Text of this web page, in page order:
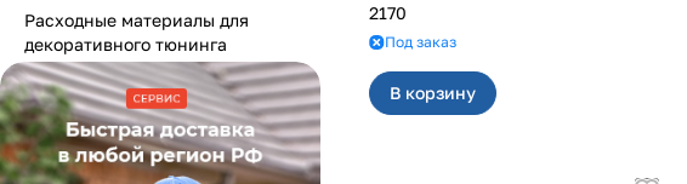
2170
Под заказ
В корзину
Расходные материалы для
декоративного тюнинга